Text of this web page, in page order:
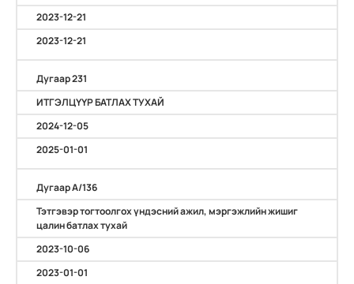
2023-12-21
2023-12-21
Дугаар 231
ИТГЭЛЦҮҮР БАТЛАХ ТУХАЙ
2024-12-05
2025-01-01
Дугаар А/136
Тэтгэвэр тогтоолгох үндэсний ажил, мэргэжлийн жишиг
цалин батлах тухай
2023-10-06
2023-01-01